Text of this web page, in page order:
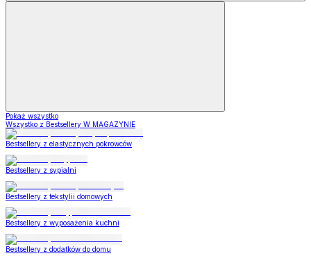
Pokaż wszystko
Wszystko z Bestsellery W MAGAZYNIE
Bestsellery z elastycznych pokrowców
Bestsellery z sypialni
Bestsellery z tekstylii domowych
Bestsellery z wyposażenia kuchni
Bestsellery z dodatków do domu